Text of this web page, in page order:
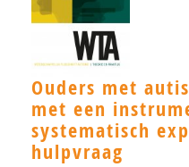
Monika Althaus
Mw. AM. Kruishoop
Dr. Anke Scheeren
Centrum Autisme
Elisa Back
Ouders met
met een
systematisch
hulpvraag